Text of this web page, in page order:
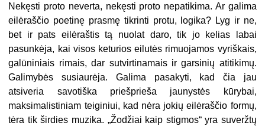
Nekęsti proto neverta, nekęsti proto nepatikima. Ar galima
eilėraščio poetinę prasmę tikrinti protu, logika? Lyg ir ne,
bet ir pats eilėraštis tą nuolat daro, tik jo kelias labai
pasunkėja, kai visos keturios eilutės rimuojamos vyriškais,
galūniniais rimais, dar sutvirtinamais ir garsinių atitikimų.
Galimybės susiaurėja. Galima pasakyti, kad čia jau
atsiveria savotiška priešprieša jaunystės kūrybai,
maksimalistiniam teiginiui, kad nėra jokių eilėraščio formų,
tėra tik širdies muzika. „Žodžiai kaip stigmos“ yra suveržtų